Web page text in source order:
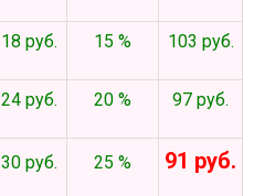
18 руб. 15 % 103 руб.
24 руб. 20 % 97 руб.
30 руб. 25 % 91 руб.